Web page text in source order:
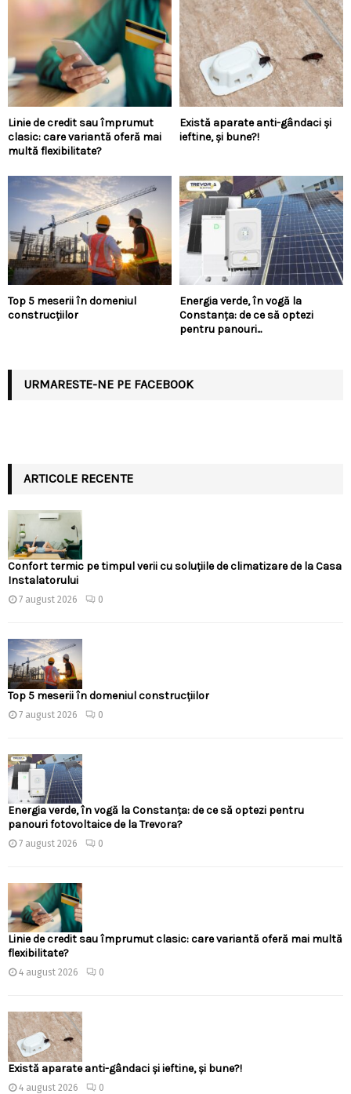
Linie de credit sau împrumut
clasic: care variantă oferă mai
multă flexibilitate?
Există aparate anti-gândaci și
ieftine, și bune?!
Top 5 meserii în domeniul
construcțiilor
Energia verde, în vogă la
Constanța: de ce să optezi
pentru panouri...
URMARESTE-NE PE FACEBOOK
ARTICOLE RECENTE
Confort termic pe timpul verii cu soluțiile de climatizare de la Casa
Instalatorului
7 august 2026 0
Top 5 meserii în domeniul construcțiilor
7 august 2026 0
Energia verde, în vogă la Constanța: de ce să optezi pentru
panouri fotovoltaice de la Trevora?
7 august 2026 0
Linie de credit sau împrumut clasic: care variantă oferă mai multă
flexibilitate?
4 august 2026 0
Există aparate anti-gândaci și ieftine, și bune?!
4 august 2026 0